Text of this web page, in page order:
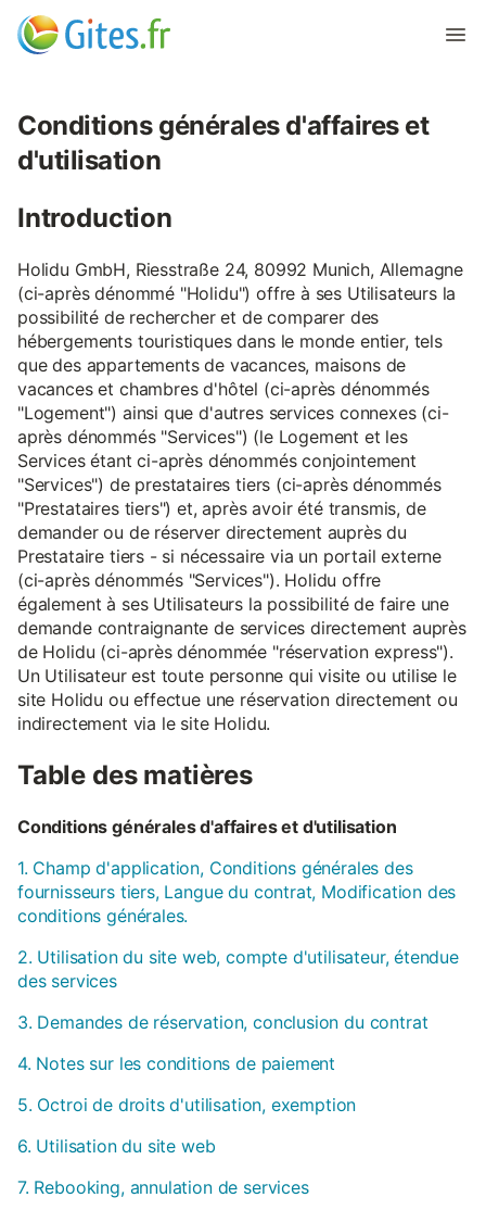
Conditions générales d'affaires et
d'utilisation
Introduction
Holidu GmbH, Riesstraße 24, 80992 Munich, Allemagne
(ci-après dénommé "Holidu") offre à ses Utilisateurs la
possibilité de rechercher et de comparer des
hébergements touristiques dans le monde entier, tels
que des appartements de vacances, maisons de
vacances et chambres d'hôtel (ci-après dénommés
"Logement") ainsi que d'autres services connexes (ci-
après dénommés "Services") (le Logement et les
Services étant ci-après dénommés conjointement
"Services") de prestataires tiers (ci-après dénommés
"Prestataires tiers") et, après avoir été transmis, de
demander ou de réserver directement auprès du
Prestataire tiers - si nécessaire via un portail externe
(ci-après dénommés "Services"). Holidu offre
également à ses Utilisateurs la possibilité de faire une
demande contraignante de services directement auprès
de Holidu (ci-après dénommée "réservation express").
Un Utilisateur est toute personne qui visite ou utilise le
site Holidu ou effectue une réservation directement ou
indirectement via le site Holidu.
Table des matières
Conditions générales d'affaires et d'utilisation
1. Champ d'application, Conditions générales des
fournisseurs tiers, Langue du contrat, Modification des
conditions générales.
2. Utilisation du site web, compte d'utilisateur, étendue
des services
3. Demandes de réservation, conclusion du contrat
4. Notes sur les conditions de paiement
5. Octroi de droits d'utilisation, exemption
6. Utilisation du site web
7. Rebooking, annulation de services